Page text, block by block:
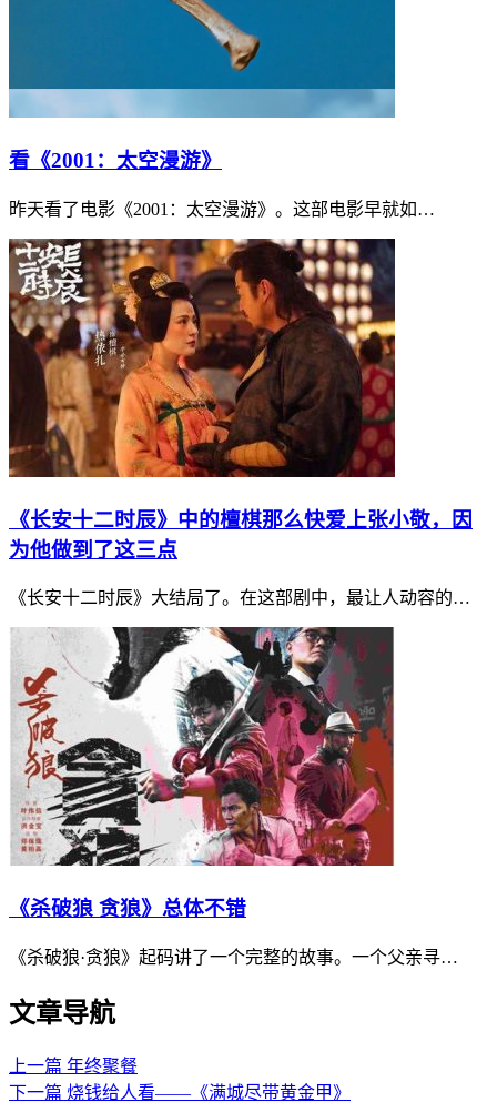
看《2001：太空漫游》
昨天看了电影《2001：太空漫游》。这部电影早就如…
《长安十二时辰》中的檀棋那么快爱上张小敬，因
为他做到了这三点
《长安十二时辰》大结局了。在这部剧中，最让人动容的…
《杀破狼 贪狼》总体不错
《杀破狼·贪狼》起码讲了一个完整的故事。一个父亲寻…
文章导航
上一篇 年终聚餐
下一篇 烧钱给人看——《满城尽带黄金甲》